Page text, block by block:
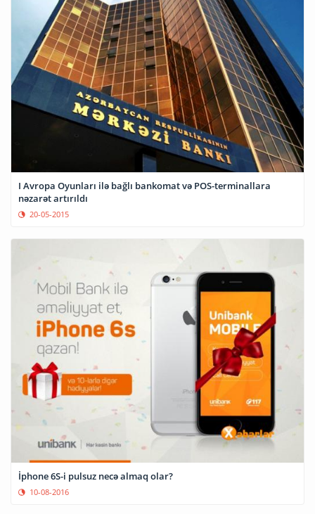
I Avropa Oyunları ilə bağlı bankomat və POS-terminallara
nəzarət artırıldı
20-05-2015
İphone 6S-i pulsuz necə almaq olar?
10-08-2016